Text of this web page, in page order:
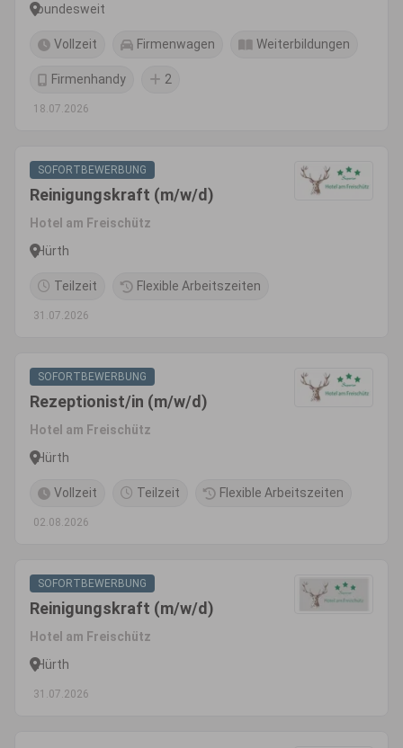
bundesweit
Vollzeit Firmenwagen Weiterbildungen
Firmenhandy 2
18.07.2026
SOFORTBEWERBUNG
Reinigungskraft (m/w/d)
Hotel am Freischütz
Hürth
Teilzeit Flexible Arbeitszeiten
31.07.2026
SOFORTBEWERBUNG
Rezeptionist/in (m/w/d)
Hotel am Freischütz
Hürth
Vollzeit Teilzeit Flexible Arbeitszeiten
02.08.2026
SOFORTBEWERBUNG
Reinigungskraft (m/w/d)
Hotel am Freischütz
Hürth
31.07.2026